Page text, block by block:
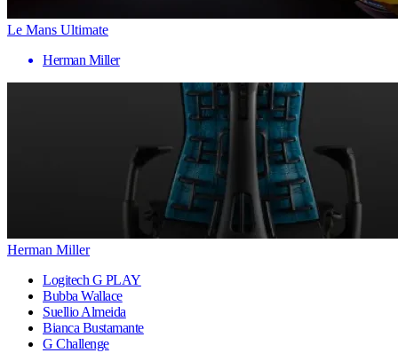
Le Mans Ultimate
Herman Miller
Herman Miller
Logitech G PLAY
Bubba Wallace
Suellio Almeida
Bianca Bustamante
G Challenge